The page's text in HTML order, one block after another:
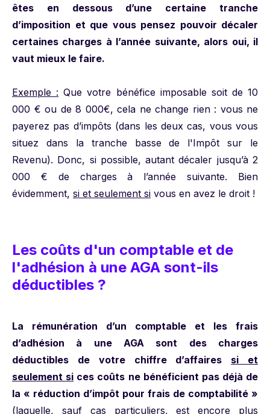
êtes en dessous d’une certaine tranche
d’imposition et que vous pensez pouvoir décaler
certaines charges à l’année suivante, alors oui, il
vaut mieux le faire.
Exemple : Que votre bénéfice imposable soit de 10
000 € ou de 8 000€, cela ne change rien : vous ne
payerez pas d’impôts (dans les deux cas, vous vous
situez dans la tranche basse de l'Impôt sur le
Revenu). Donc, si possible, autant décaler jusqu’à 2
000 € de charges à l’année suivante. Bien
évidemment, si et seulement si vous en avez le droit !
Les coûts d'un comptable et de
l'adhésion à une AGA sont-ils
déductibles ?
La rémunération d’un comptable et les frais
d’adhésion à une AGA sont des charges
déductibles de votre chiffre d’affaires si et
seulement si ces coûts ne bénéficient pas déjà de
la « réduction d’impôt pour frais de comptabilité »
(laquelle, sauf cas particuliers, est encore plus